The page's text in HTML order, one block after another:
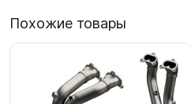
Похожие товары